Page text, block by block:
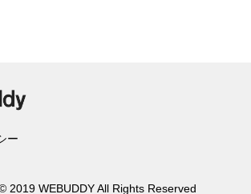
ー
2019 WEBUDDY All Rights Reserved